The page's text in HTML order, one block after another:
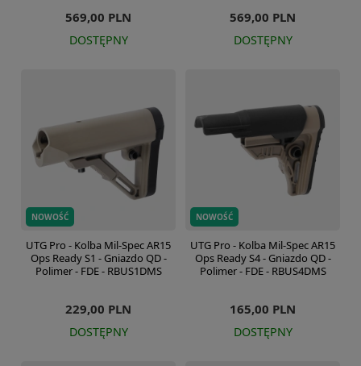
569,00 PLN
DOSTĘPNY
569,00 PLN
DOSTĘPNY
NOWOŚĆ
UTG Pro - Kolba Mil-Spec AR15
Ops Ready S1 - Gniazdo QD -
Polimer - FDE - RBUS1DMS
229,00 PLN
DOSTĘPNY
NOWOŚĆ
UTG Pro - Kolba Mil-Spec AR15
Ops Ready S4 - Gniazdo QD -
Polimer - FDE - RBUS4DMS
165,00 PLN
DOSTĘPNY